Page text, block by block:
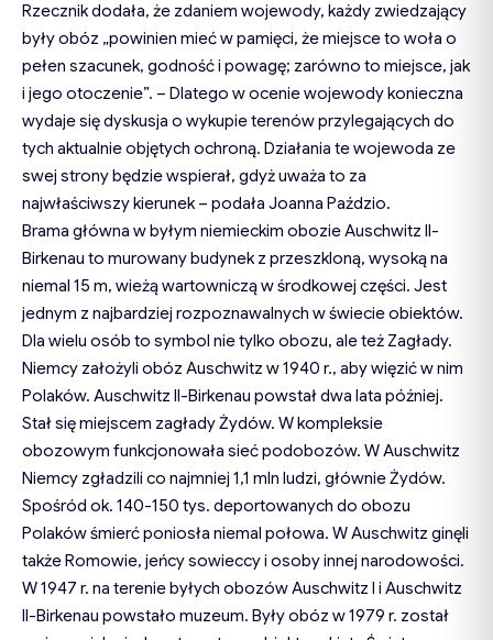
Rzecznik dodała, że zdaniem wojewody, każdy zwiedzający
były obóz „powinien mieć w pamięci, że miejsce to woła o
pełen szacunek, godność i powagę; zarówno to miejsce, jak
i jego otoczenie”. – Dlatego w ocenie wojewody konieczna
wydaje się dyskusja o wykupie terenów przylegających do
tych aktualnie objętych ochroną. Działania te wojewoda ze
swej strony będzie wspierał, gdyż uważa to za
najwłaściwszy kierunek – podała Joanna Paździo.
Brama główna w byłym niemieckim obozie Auschwitz II-
Birkenau to murowany budynek z przeszkloną, wysoką na
niemal 15 m, wieżą wartowniczą w środkowej części. Jest
jednym z najbardziej rozpoznawalnych w świecie obiektów.
Dla wielu osób to symbol nie tylko obozu, ale też Zagłady.
Niemcy założyli obóz Auschwitz w 1940 r., aby więzić w nim
Polaków. Auschwitz II-Birkenau powstał dwa lata później.
Stał się miejscem zagłady Żydów. W kompleksie
obozowym funkcjonowała sieć podobozów. W Auschwitz
Niemcy zgładzili co najmniej 1,1 mln ludzi, głównie Żydów.
Spośród ok. 140-150 tys. deportowanych do obozu
Polaków śmierć poniosła niemal połowa. W Auschwitz ginęli
także Romowie, jeńcy sowieccy i osoby innej narodowości.
W 1947 r. na terenie byłych obozów Auschwitz I i Auschwitz
II-Birkenau powstało muzeum. Były obóz w 1979 r. został